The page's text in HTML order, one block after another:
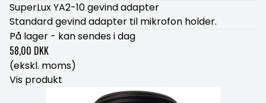
SuperLux YA2-10 gevind adapter
Standard gevind adapter til mikrofon holder.
På lager - kan sendes i dag
58,00 DKK
(ekskl. moms)
Vis produkt